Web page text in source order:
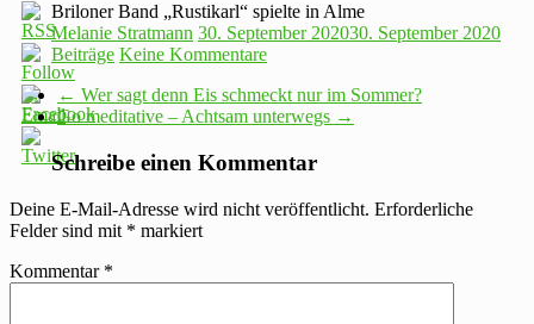
Briloner Band „Rustikarl“ spielte in Alme
Melanie Stratmann 30. September 202030. September 2020
Beiträge Keine Kommentare
← Wer sagt denn Eis schmeckt nur im Sommer?
Go meditative – Achtsam unterwegs →
Schreibe einen Kommentar
Deine E-Mail-Adresse wird nicht veröffentlicht. Erforderliche
Felder sind mit * markiert
Kommentar *